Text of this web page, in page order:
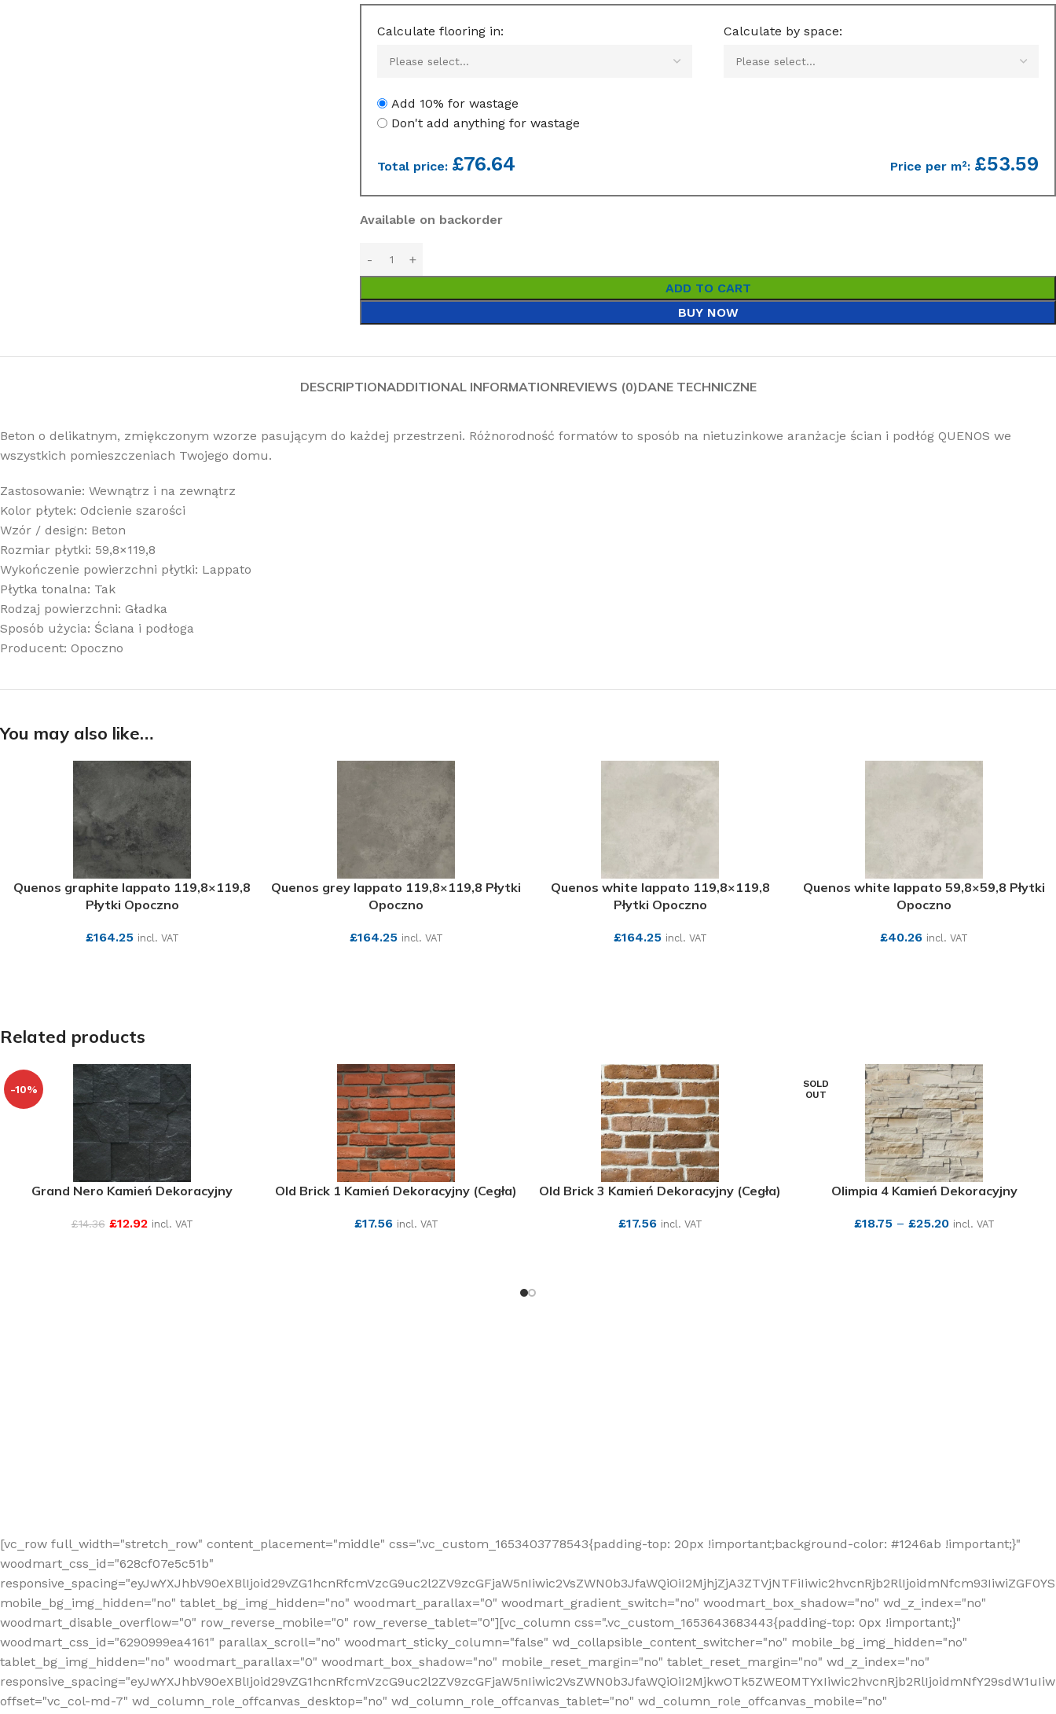
Calculate flooring in: Calculate by space:
Add 10% for wastage
Don't add anything for wastage
Total price: £76.64 Price per m²: £53.59
Available on backorder
ADD TO CART
BUY NOW
DESCRIPTIONADDITIONAL INFORMATIONREVIEWS (0)DANE TECHNICZNE
Beton o delikatnym, zmiękczonym wzorze pasującym do każdej przestrzeni. Różnorodność formatów to sposób na nietuzinkowe aranżacje ścian i podłóg QUENOS we
wszystkich pomieszczeniach Twojego domu.
Zastosowanie: Wewnątrz i na zewnątrz
Kolor płytek: Odcienie szarości
Wzór / design: Beton
Rozmiar płytki: 59,8×119,8
Wykończenie powierzchni płytki: Lappato
Płytka tonalna: Tak
Rodzaj powierzchni: Gładka
Sposób użycia: Ściana i podłoga
Producent: Opoczno
You may also like…
Quenos graphite lappato 119,8×119,8
Płytki Opoczno
£164.25 incl. VAT
Quenos grey lappato 119,8×119,8 Płytki
Opoczno
£164.25 incl. VAT
Quenos white lappato 119,8×119,8
Płytki Opoczno
£164.25 incl. VAT
Quenos white lappato 59,8×59,8 Płytki
Opoczno
£40.26 incl. VAT
Related products
-10%
Grand Nero Kamień Dekoracyjny
£14.36 £12.92 incl. VAT
Old Brick 1 Kamień Dekoracyjny (Cegła)
£17.56 incl. VAT
Old Brick 3 Kamień Dekoracyjny (Cegła)
£17.56 incl. VAT
SOLD
OUT
Olimpia 4 Kamień Dekoracyjny
£18.75– £25.20 incl. VAT
[vc_row full_width="stretch_row" content_placement="middle" css=".vc_custom_1653403778543{padding-top: 20px !important;background-color: #1246ab !important;}"
woodmart_css_id="628cf07e5c51b"
mobile_bg_img_hidden="no" tablet_bg_img_hidden="no" woodmart_parallax="0" woodmart_gradient_switch="no" woodmart_box_shadow="no" wd_z_index="no"
woodmart_disable_overflow="0" row_reverse_mobile="0" row_reverse_tablet="0"][vc_column css=".vc_custom_1653643683443{padding-top: 0px !important;}"
woodmart_css_id="6290999ea4161" parallax_scroll="no" woodmart_sticky_column="false" wd_collapsible_content_switcher="no" mobile_bg_img_hidden="no"
tablet_bg_img_hidden="no" woodmart_parallax="0" woodmart_box_shadow="no" mobile_reset_margin="no" tablet_reset_margin="no" wd_z_index="no"
offset="vc_col-md-7" wd_column_role_offcanvas_desktop="no" wd_column_role_offcanvas_tablet="no" wd_column_role_offcanvas_mobile="no"